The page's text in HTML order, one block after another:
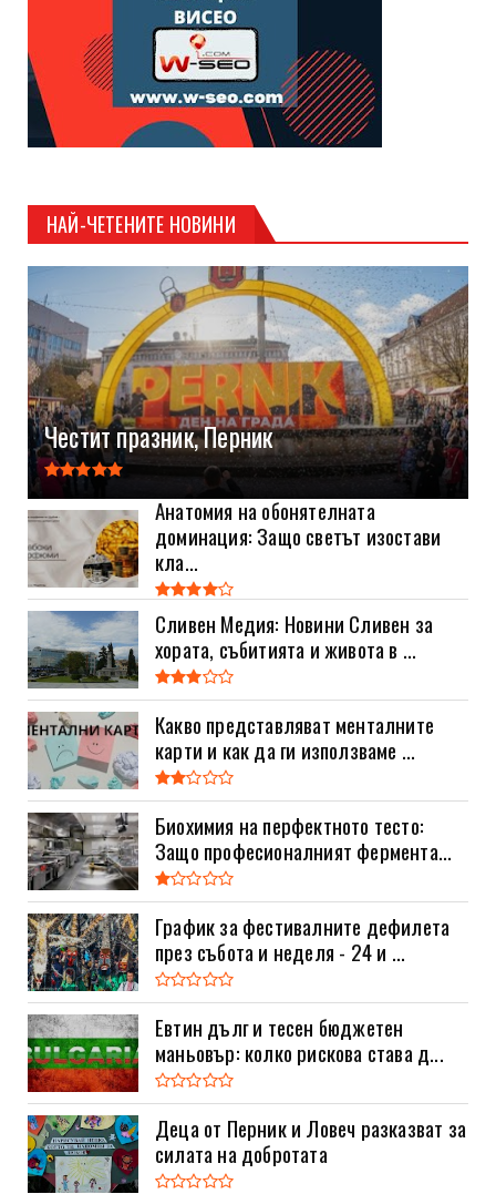
НАЙ-ЧЕТЕНИТЕ НОВИНИ
Честит празник, Перник
Анатомия на обонятелната
доминация: Защо светът изостави
кла...
Сливен Медия: Новини Сливен за
хората, събитията и живота в ...
Какво представляват менталните
карти и как да ги използваме ...
Биохимия на перфектното тесто:
Защо професионалният фермента...
График за фестивалните дефилета
през събота и неделя - 24 и ...
Евтин дълг и тесен бюджетен
маньовър: колко рискова става д...
Деца от Перник и Ловеч разказват за
силата на добротата